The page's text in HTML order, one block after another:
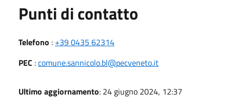
Punti di contatto
Telefono : +39 0435 62314
PEC :comune.sannicolo.bl@pecveneto.it
Ultimo aggiornamento: 24 giugno 2024, 12:37